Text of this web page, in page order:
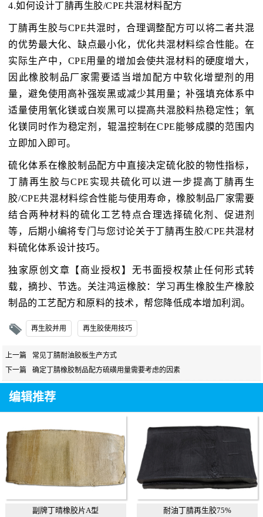
4.如何设计丁腈再生胶/CPE共混材料配方
丁腈再生胶与CPE共混时，合理调整配方可以将二者共混
的优势最大化、缺点最小化，优化共混材料综合性能。在
实际生产中，CPE用量的增加会使共混材料的硬度增大，
因此橡胶制品厂家需要适当增加配方中软化增塑剂的用
量，避免使用高补强炭黑或减少其用量；补强填充体系中
适量使用氧化镁或白炭黑可以提高共混胶料热稳定性；氧
化镁同时作为稳定剂，辊温控制在CPE能够成膜的范围内
立即加入即可。
硫化体系在橡胶制品配方中直接决定硫化胶的物性指标，
丁腈再生胶与CPE实现共硫化可以进一步提高丁腈再生
胶/CPE共混材料综合性能与使用寿命，橡胶制品厂家需要
结合两种材料的硫化工艺特点合理选择硫化剂、促进剂
等，后期小编将专门与您讨论关于丁腈再生胶/CPE共混材
料硫化体系设计技巧。
独家原创文章【商业授权】无书面授权禁止任何形式转
载，摘抄、节选。关注鸿运橡胶：学习再生橡胶生产橡胶
制品的工艺配方和原料的技术，帮您降低成本增加利润。
再生胶并用 再生胶使用技巧
上一篇
常见丁腈耐油胶板生产方式
下一篇
确定丁腈橡胶制品配方硫磺用量需要考虑的因素
编辑推荐
副牌丁晴橡胶片A型 耐油丁腈再生胶75%